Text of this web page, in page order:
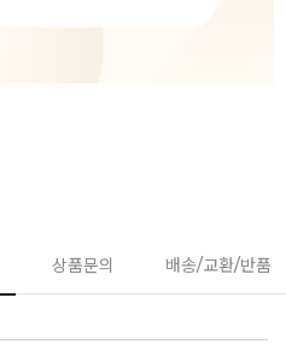
상품문의 배송/교환/반품